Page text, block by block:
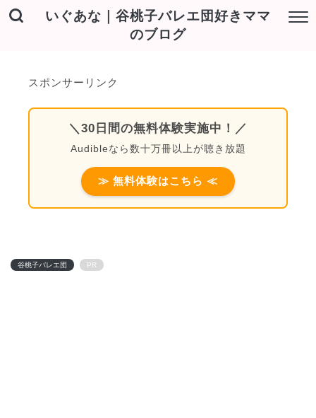
いぐあな｜谷桃子バレエ団好きママ
のブログ
スポンサーリンク
＼30日間の無料体験実施中！／
Audibleなら数十万冊以上が聴き放題
≫ 無料体験はこちら ≪
谷桃子バレエ団 PR